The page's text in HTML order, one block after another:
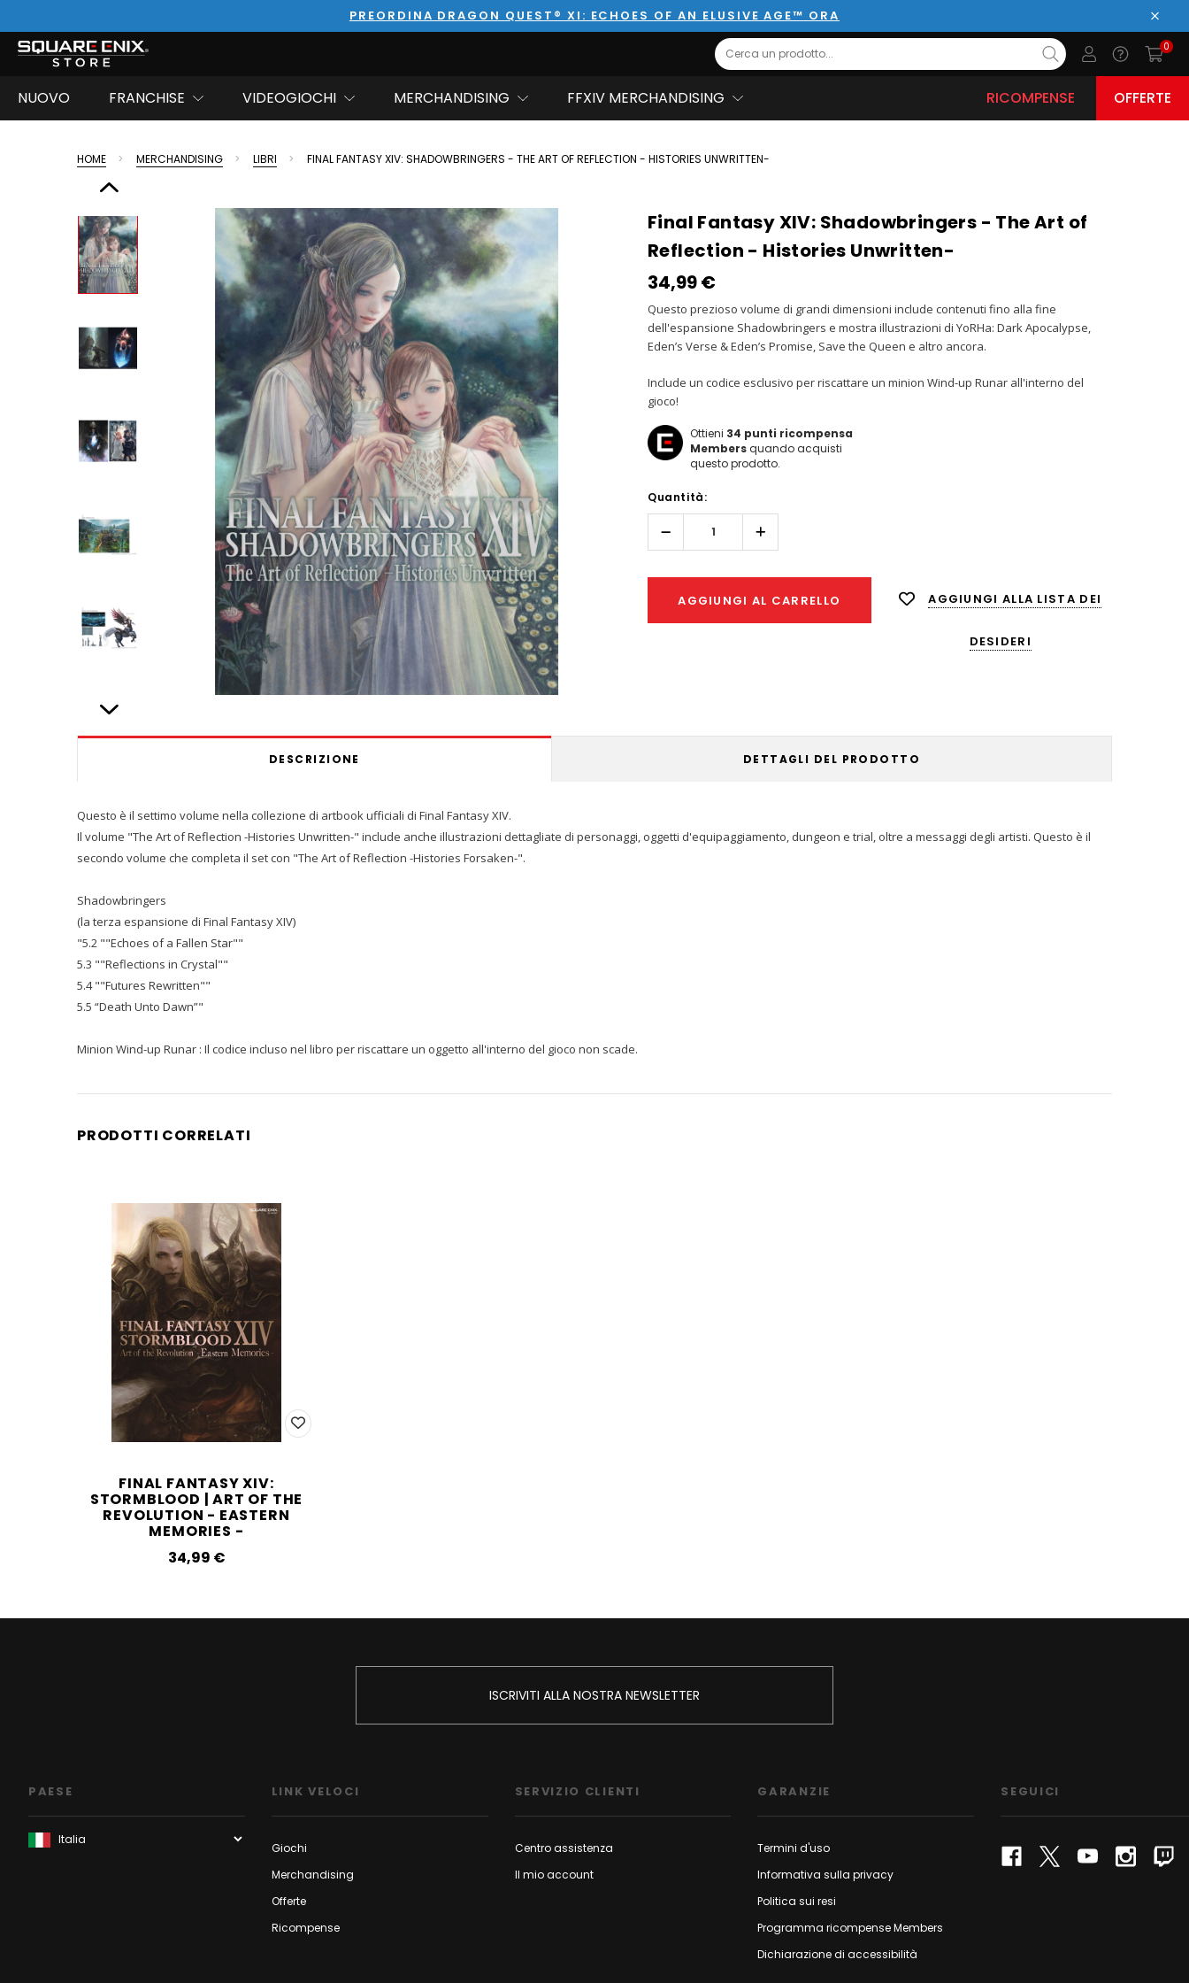
PREORDINA DRAGON QUEST® XI: ECHOES OF AN ELUSIVE AGE™ ORA
Search
0
NUOVO FRANCHISE VIDEOGIOCHI MERCHANDISING FFXIV MERCHANDISING RICOMPENSE OFFERTE
HOME MERCHANDISING LIBRI FINAL FANTASY XIV: SHADOWBRINGERS - THE ART OF REFLECTION - HISTORIES UNWRITTEN-
Final Fantasy XIV: Shadowbringers - The Art of
Reflection - Histories Unwritten-
34,99‎ ‎€
Questo prezioso volume di grandi dimensioni include contenuti fino alla fine
dell'espansione Shadowbringers e mostra illustrazioni di YoRHa: Dark Apocalypse,
Eden’s Verse & Eden’s Promise, Save the Queen e altro ancora.
Include un codice esclusivo per riscattare un minion Wind-up Runar all'interno del
gioco!
Ottieni 34 punti ricompensa
Membersquando acquisti
questo prodotto.
Only
left
Quantità:
Diminuisci
quantità:
Aumenta
quantità:
AGGIUNGI AL CARRELLO AGGIUNGI ALLA LISTA DEI
DESIDERI
DESCRIZIONE DETTAGLI DEL PRODOTTO
Questo è il settimo volume nella collezione di artbook ufficiali di Final Fantasy XIV.
Il volume "The Art of Reflection -Histories Unwritten-" include anche illustrazioni dettagliate di personaggi, oggetti d'equipaggiamento, dungeon e trial, oltre a messaggi degli artisti. Questo è il
secondo volume che completa il set con "The Art of Reflection -Histories Forsaken-".
Shadowbringers
(la terza espansione di Final Fantasy XIV)
"5.2 ""Echoes of a Fallen Star""
5.3 ""Reflections in Crystal""
5.4 ""Futures Rewritten""
5.5 “Death Unto Dawn”"
Minion Wind-up Runar : Il codice incluso nel libro per riscattare un oggetto all'interno del gioco non scade.
PRODOTTI CORRELATI
FINAL FANTASY XIV:
STORMBLOOD | ART OF THE
REVOLUTION - EASTERN
MEMORIES -
34,99‎ ‎€
ISCRIVITI ALLA NOSTRA NEWSLETTER
PAESE LINK VELOCI
Giochi
Merchandising
Offerte
Ricompense
SERVIZIO CLIENTI
Centro assistenza
Il mio account
GARANZIE
Termini d'uso
Informativa sulla privacy
Politica sui resi
Programma ricompense Members
Dichiarazione di accessibilità
SEGUICI